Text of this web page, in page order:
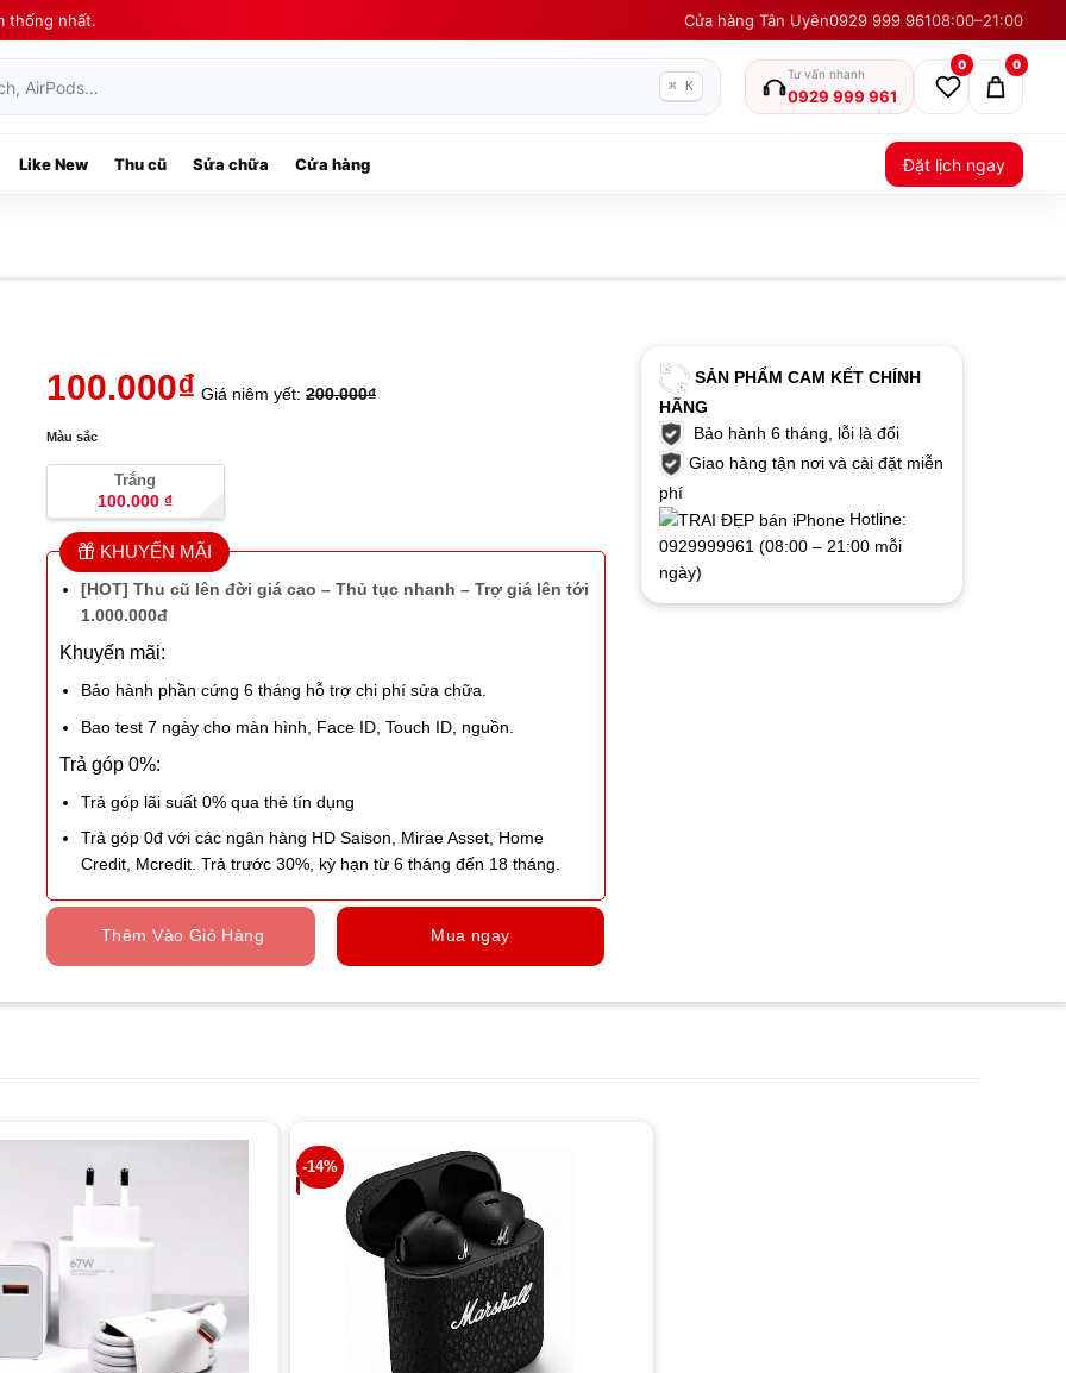
thống nhất. Cửa hàng Tân Uyên0929 999 96108:00–21:00
AirPods… ⌘ K
Tư vấn nhanh
0929 999 961
0 0
Like New Thu cũ Sửa chữa Cửa hàng Đặt lịch ngay
100.000₫ Giá niêm yết: 200.000₫
Màu sắc
Trắng
100.000₫
KHUYẾN MÃI
[HOT] Thu cũ lên đời giá cao – Thủ tục nhanh – Trợ giá lên tới
1.000.000đ
Khuyến mãi:
Bảo hành phần cứng 6 tháng hỗ trợ chi phí sửa chữa.
Bao test 7 ngày cho màn hình, Face ID, Touch ID, nguồn.
Trả góp 0%:
Trả góp lãi suất 0% qua thẻ tín dụng
Trả góp 0đ với các ngân hàng HD Saison, Mirae Asset, Home
Credit, Mcredit. Trả trước 30%, kỳ hạn từ 6 tháng đến 18 tháng.
Thêm Vào Giỏ Hàng Mua ngay
SẢN PHẨM CAM KẾT CHÍNH
HÃNG
Bảo hành 6 tháng, lỗi là đổi
Giao hàng tận nơi và cài đặt miễn
phí
Hotline:
0929999961 (08:00 – 21:00 mỗi
ngày)
-14%